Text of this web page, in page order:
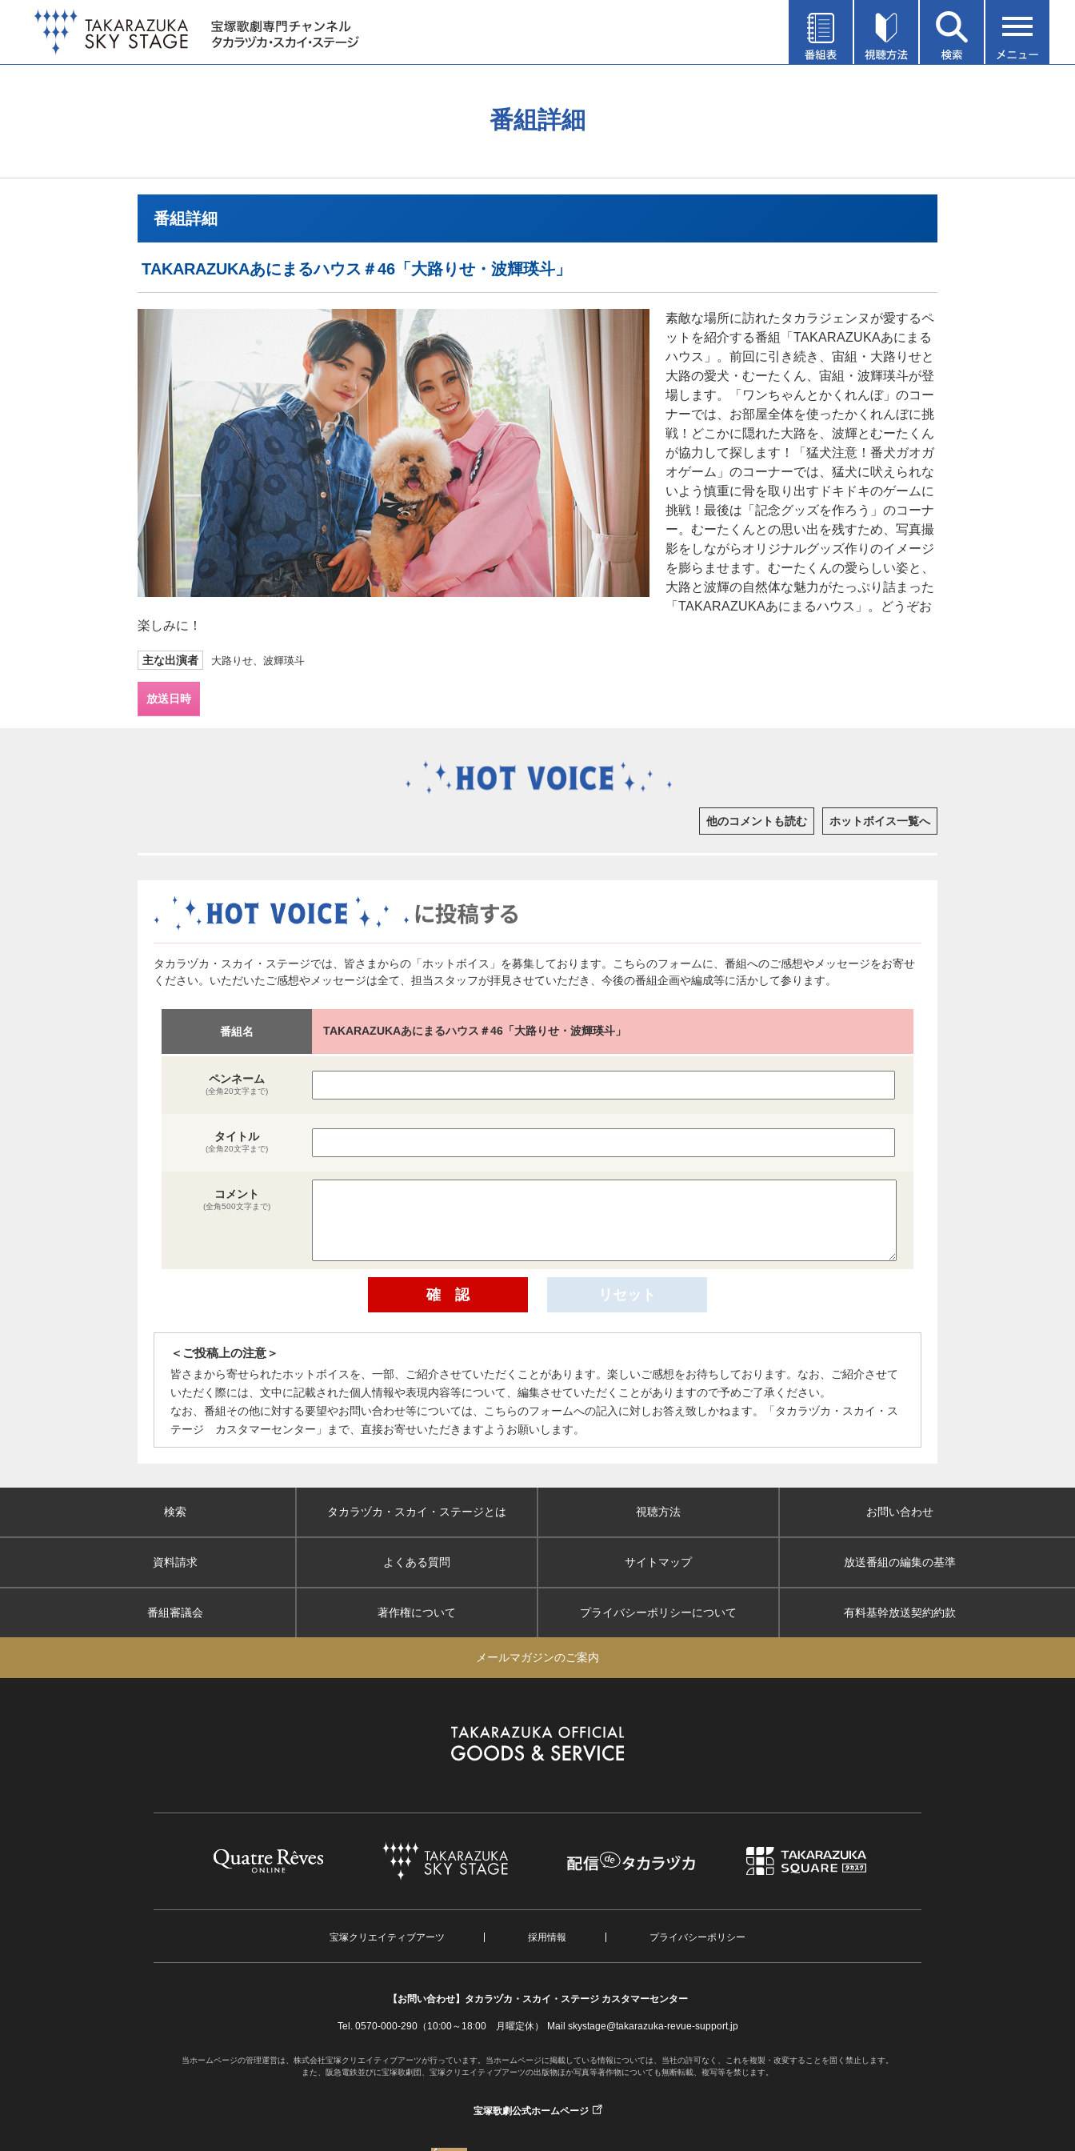
番組詳細
番組詳細
TAKARAZUKAあにまるハウス＃46「大路りせ・波輝瑛斗」
素敵な場所に訪れたタカラジェンヌが愛するペ
ットを紹介する番組「TAKARAZUKAあにまる
ハウス」。前回に引き続き、宙組・大路りせと
大路の愛犬・むーたくん、宙組・波輝瑛斗が登
場します。「ワンちゃんとかくれんぼ」のコー
ナーでは、お部屋全体を使ったかくれんぼに挑
戦！どこかに隠れた大路を、波輝とむーたくん
が協力して探します！「猛犬注意！番犬ガオガ
オゲーム」のコーナーでは、猛犬に吠えられな
いよう慎重に骨を取り出すドキドキのゲームに
挑戦！最後は「記念グッズを作ろう」のコーナ
ー。むーたくんとの思い出を残すため、写真撮
影をしながらオリジナルグッズ作りのイメージ
を膨らませます。むーたくんの愛らしい姿と、
大路と波輝の自然体な魅力がたっぷり詰まった
「TAKARAZUKAあにまるハウス」。どうぞお
楽しみに！
主な出演者 大路りせ、波輝瑛斗
放送日時
他のコメントも読む ホットボイス一覧へ
タカラヅカ・スカイ・ステージでは、皆さまからの「ホットボイス」を募集しております。こちらのフォームに、番組へのご感想やメッセージをお寄せ
ください。いただいたご感想やメッセージは全て、担当スタッフが拝見させていただき、今後の番組企画や編成等に活かして参ります。
番組名 TAKARAZUKAあにまるハウス＃46「大路りせ・波輝瑛斗」
ペンネーム
(全角20文字まで)
タイトル
(全角20文字まで)
コメント
(全角500文字まで)
＜ご投稿上の注意＞
皆さまから寄せられたホットボイスを、一部、ご紹介させていただくことがあります。楽しいご感想をお待ちしております。なお、ご紹介させて
いただく際には、文中に記載された個人情報や表現内容等について、編集させていただくことがありますので予めご了承ください。
なお、番組その他に対する要望やお問い合わせ等については、こちらのフォームへの記入に対しお答え致しかねます。「タカラヅカ・スカイ・ス
テージ カスタマーセンター」まで、直接お寄せいただきますようお願いします。
検索 タカラヅカ・スカイ ・ステージとは 視聴方法 お問い合わせ
資料請求 よくある質問 サイトマップ 放送番組の編集の基準
番組審議会 著作権について プライバシーポリシーについて 有料基幹放送契約約款
メールマガジンのご案内
宝塚クリエイティブアーツ 採用情報 プライバシーポリシー
【お問い合わせ】 タカラヅカ・スカイ・ステージ カスタマーセンター
Tel. 0570-000-290（10:00～18:00 月曜定休） Mail skystage@takarazuka-revue-support.jp
当ホームページの管理運営は、株式会社宝塚クリエイティブアーツが行っています。当ホームページに掲載している情報については、当社の許可なく、これを複製・改変することを固く禁止します。
また、阪急電鉄並びに宝塚歌劇団、宝塚クリエイティブアーツの出版物ほか写真等著作物についても無断転載、複写等を禁じます。
宝塚歌劇公式ホームページ